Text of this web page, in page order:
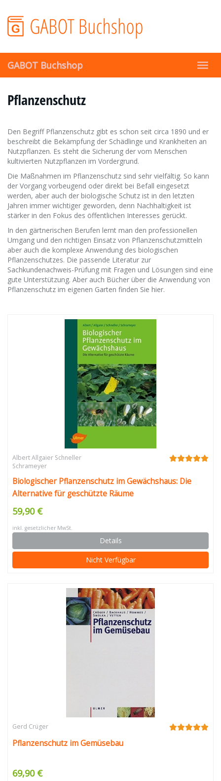
main
content
GABOT Buchshop
Pflanzenschutz
Den Begriff Pflanzenschutz gibt es schon seit circa 1890 und er
beschreibt die Bekämpfung der Schädlinge und Krankheiten an
Nutzpflanzen. Es steht die Sicherung der vom Menschen
kultivierten Nutzpflanzen im Vordergrund.
Die Maßnahmen im Pflanzenschutz sind sehr vielfältig. So kann
der Vorgang vorbeugend oder direkt bei Befall eingesetzt
werden, aber auch der biologische Schutz ist in den letzten
Jahren immer wichtiger geworden, denn Nachhaltigkeit ist
stärker in den Fokus des öffentlichen Interesses gerückt.
In den gärtnerischen Berufen lernt man den professionellen
Umgang und den richtigen Einsatz von Pflanzenschutzmitteln
aber auch die komplexe Anwendung des biologischen
Pflanzenschutzes. Die passende Literatur zur
Sachkundenachweis-Prüfung mit Fragen und Lösungen sind eine
gute Unterstützung. Aber auch Bücher über die Anwendung von
Pflanzenschutz im eigenen Garten finden Sie hier.
Albert Allgaier Schneller
Schrameyer
Biologischer Pflanzenschutz im Gewächshaus: Die
Alternative für geschützte Räume
59,90 €
inkl. gesetzlicher MwSt.
Details
Nicht Verfügbar
Gerd Crüger
Pflanzenschutz im Gemüsebau
69,90 €